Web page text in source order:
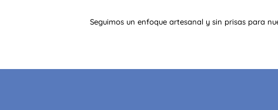
Seguimos un enfoque artesanal y sin prisas para